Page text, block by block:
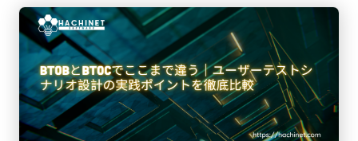
かをわかりやすく解説します。